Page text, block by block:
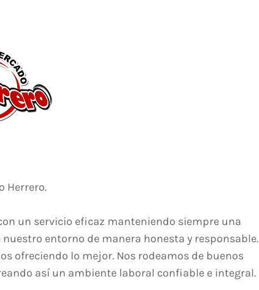
Herrero.
un servicio eficaz manteniendo siempre una
entorno de manera honesta y responsable.
ofreciendo lo mejor. Nos rodeamos de buenos
así un ambiente laboral confiable e integral.